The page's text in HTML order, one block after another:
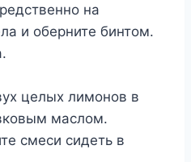
на
и оберните бинтом.
целых лимонов в
маслом.
смеси сидеть в